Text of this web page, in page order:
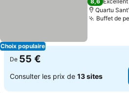
Choix populaire
Quartu
Buffet de
De 55 €
Consulter les prix de 13 sites